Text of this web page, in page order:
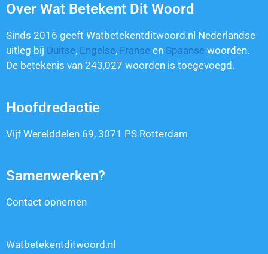
Over Wat Betekent Dit Woord
Sinds 2016 geeft Watbetekentditwoord.nl Nederlandse
uitleg bij Duitse, Engelse, Franse en Spaanse woorden.
De betekenis van 243,027 woorden is toegevoegd.
Hoofdredactie
Vijf Werelddelen 69, 3071 PS Rotterdam
Samenwerken?
Contact opnemen
Watbetekentditwoord.nl